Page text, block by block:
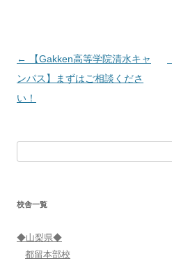
投
稿
ナ
←
【Gakken高等学院清水キャ
ンパス】まずはご相談くださ
い！
校舎一覧
◆山梨県◆
都留本部校